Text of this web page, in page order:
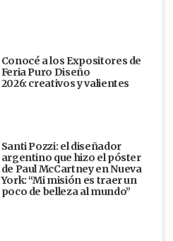
Conocé a los Expositores de
Feria Puro Diseño
2026: creativos y valientes
Santi Pozzi: el diseñador
argentino que hizo el póster
de Paul McCartney en Nueva
York: “Mi misión es traer un
poco de belleza al mundo”